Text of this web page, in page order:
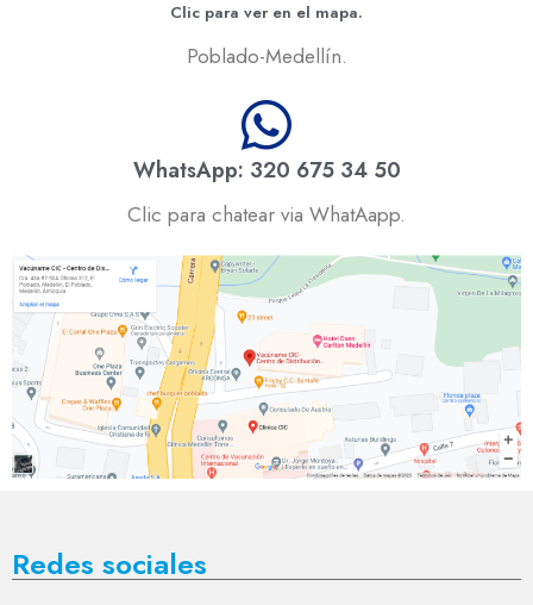
Clic para ver en el mapa.
Poblado-Medellín.
WhatsApp: 320 675 34 50
Clic para chatear via WhatAapp.
Redes sociales